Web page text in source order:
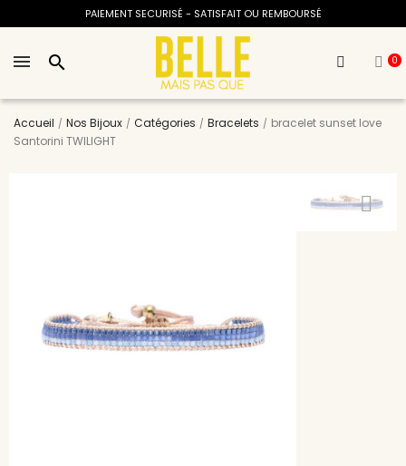
PAIEMENT SECURISÉ - SATISFAIT OU REMBOURSÉ
search 0
Accueil Nos Bijoux Catégories Bracelets
bracelet sunset love
Santorini TWILIGHT